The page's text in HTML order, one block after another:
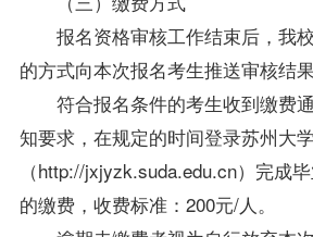
报名资格审核工作结束后，我
的方式向本次报名考生推送审核结
符合报名条件的考生收到缴费
知要求，在规定的时间登录苏州大
（http://jxjyzk.suda.edu.cn）完成
的缴费，收费标准：200元/人。